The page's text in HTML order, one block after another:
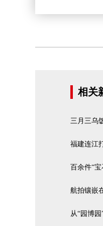
相关
三月三乌
福建连江
百余件“
航拍镶嵌
从“园博